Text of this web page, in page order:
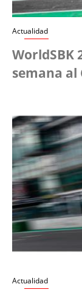
Actualidad
WorldSBK
semana al
Actualidad